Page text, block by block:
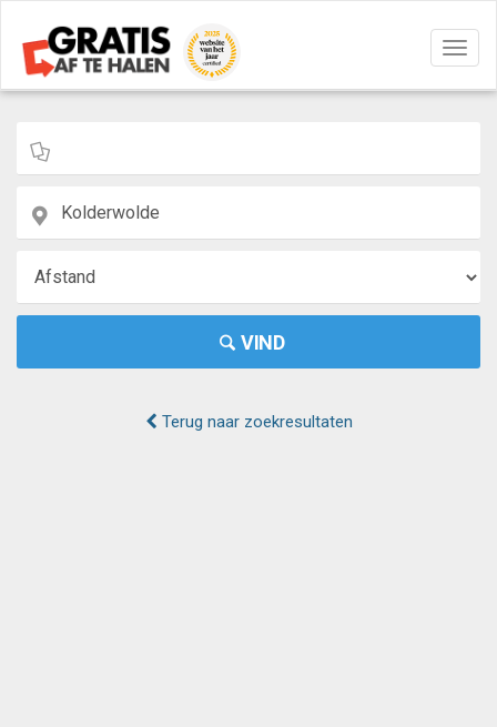
aan/
VIND
Terug naar zoekresultaten